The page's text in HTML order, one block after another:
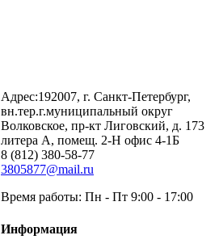
Адрес:192007, г. Санкт-Петербург,
вн.тер.г.муниципальный округ
Волковское, пр-кт Лиговский, д. 173
литера А, помещ. 2-Н офис 4-1Б
8 (812) 380-58-77
3805877@mail.ru
Время работы: Пн - Пт 9:00 - 17:00
Информация